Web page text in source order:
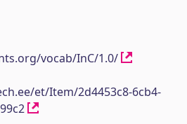
vocab/InC/1.0/
et/Item/2d4453c8-6cb4-